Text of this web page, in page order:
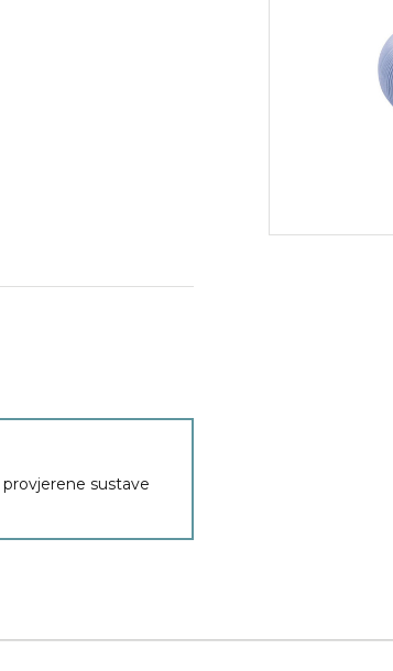
provjerene sustave